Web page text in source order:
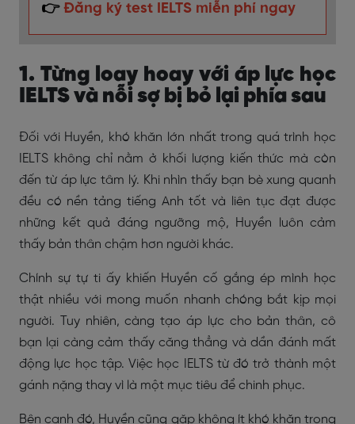
👉 Đăng ký test IELTS miễn phí ngay
1. Từng loay hoay với áp lực học
IELTS và nỗi sợ bị bỏ lại phía sau
Đối với Huyền, khó khăn lớn nhất trong quá trình học
IELTS không chỉ nằm ở khối lượng kiến thức mà còn
đến từ áp lực tâm lý. Khi nhìn thấy bạn bè xung quanh
đều có nền tảng tiếng Anh tốt và liên tục đạt được
những kết quả đáng ngưỡng mộ, Huyền luôn cảm
thấy bản thân chậm hơn người khác.
Chính sự tự ti ấy khiến Huyền cố gắng ép mình học
thật nhiều với mong muốn nhanh chóng bắt kịp mọi
người. Tuy nhiên, càng tạo áp lực cho bản thân, cô
bạn lại càng cảm thấy căng thẳng và dần đánh mất
động lực học tập. Việc học IELTS từ đó trở thành một
gánh nặng thay vì là một mục tiêu để chinh phục.
Bên cạnh đó, Huyền cũng gặp không ít khó khăn trong